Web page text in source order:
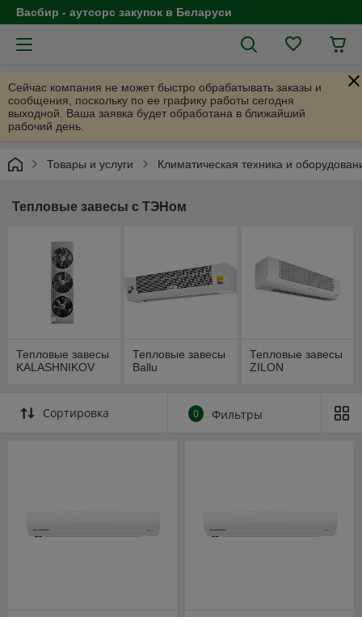
Васбир - аутсорс закупок в Беларуси
Сейчас компания не может быстро обрабатывать заказы и
сообщения, поскольку по ее графику работы сегодня
выходной. Ваша заявка будет обработана в ближайший
рабочий день.
Товары и услуги Климатическая техника и
Тепловые завесы с ТЭНом
Тепловые завесы
KALASHNIKOV
Тепловые завесы
Ballu
Тепловые завесы
ZILON
Сортировка 0 Фильтры